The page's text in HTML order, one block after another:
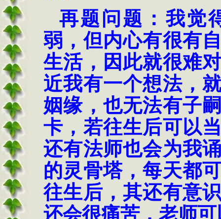
再题问题：我觉
弱，但内心有很有
生活，因此就很难
近我有一个想法，
姻缘，也无法有子
卡，若往生后可以
还有法师也会为我
的灵骨塔，每天都
往生后，其还有意
还会很痛苦，老师